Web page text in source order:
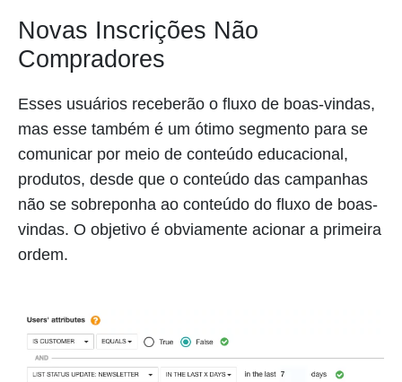
Novas Inscrições Não
Compradores
Esses usuários receberão o fluxo de boas-vindas,
mas esse também é um ótimo segmento para se
comunicar por meio de conteúdo educacional,
produtos, desde que o conteúdo das campanhas
não se sobreponha ao conteúdo do fluxo de boas-
vindas. O objetivo é obviamente acionar a primeira
ordem.